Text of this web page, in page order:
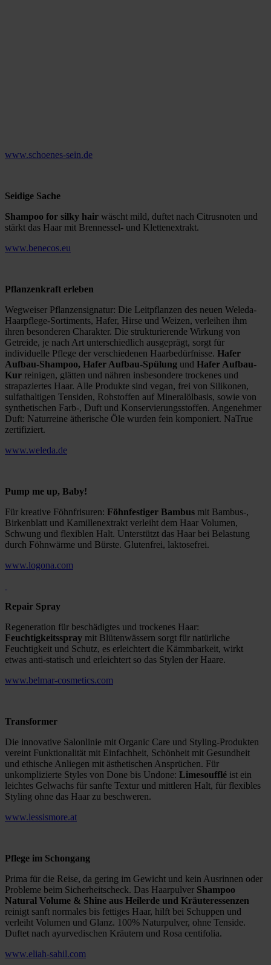
www.schoenes-sein.de
Seidige Sache
Shampoo for silky hair wäscht mild, duftet nach Citrusnoten und
stärkt das Haar mit Brennessel- und Klettenextrakt.
www.benecos.eu
Pflanzenkraft erleben
Wegweiser Pflanzensignatur: Die Leitpflanzen des neuen Weleda-
Haarpflege-Sortiments, Hafer, Hirse und Weizen, verleihen ihm
ihren besonderen Charakter. Die strukturierende Wirkung von
Getreide, je nach Art unterschiedlich ausgeprägt, sorgt für
individuelle Pflege der verschiedenen Haarbedürfnisse. Hafer
Aufbau-Shampoo, Hafer Aufbau-Spülung und Hafer Aufbau-
Kur reinigen, glätten und nähren insbesondere trockenes und
strapaziertes Haar. Alle Produkte sind vegan, frei von Silikonen,
sulfathaltigen Tensiden, Rohstoffen auf Mineralölbasis, sowie von
synthetischen Farb-, Duft und Konservierungsstoffen. Angenehmer
Duft: Naturreine ätherische Öle wurden fein komponiert. NaTrue
zertifiziert.
www.weleda.de
Pump me up, Baby!
Für kreative Föhnfrisuren: Föhnfestiger Bambus mit Bambus-,
Birkenblatt und Kamillenextrakt verleiht dem Haar Volumen,
Schwung und flexiblen Halt. Unterstützt das Haar bei Belastung
durch Föhnwärme und Bürste. Glutenfrei, laktosefrei.
www.logona.com
Repair Spray
Regeneration für beschädigtes und trockenes Haar:
Feuchtigkeitsspray mit Blütenwässern sorgt für natürliche
Feuchtigkeit und Schutz, es erleichtert die Kämmbarkeit, wirkt
etwas anti-statisch und erleichtert so das Stylen der Haare.
www.belmar-cosmetics.com
Transformer
Die innovative Salonlinie mit Organic Care und Styling-Produkten
vereint Funktionalität mit Einfachheit, Schönheit mit Gesundheit
und ethische Anliegen mit ästhetischen Ansprüchen. Für
unkomplizierte Styles von Done bis Undone: Limesoufflé ist ein
leichtes Gelwachs für sanfte Textur und mittleren Halt, für flexibles
Styling ohne das Haar zu beschweren.
www.lessismore.at
Pflege im Schongang
Prima für die Reise, da gering im Gewicht und kein Ausrinnen oder
Probleme beim Sicherheitscheck. Das Haarpulver Shampoo
Natural Volume & Shine aus Heilerde und Kräuteressenzen
reinigt sanft normales bis fettiges Haar, hilft bei Schuppen und
verleiht Volumen und Glanz. 100% Naturpulver, ohne Tenside.
Duftet nach ayurvedischen Kräutern und Rosa centifolia.
www.eliah-sahil.com